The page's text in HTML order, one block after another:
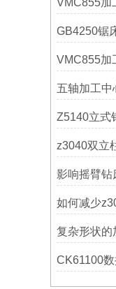
影响摇臂钻
复杂形状的